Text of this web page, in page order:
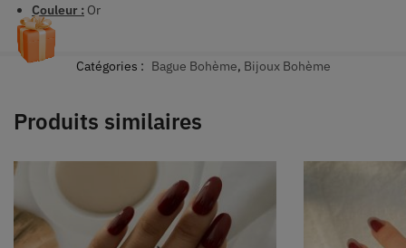
Couleur : Or
Catégories : Bague Bohème, Bijoux Bohème
Produits similaires